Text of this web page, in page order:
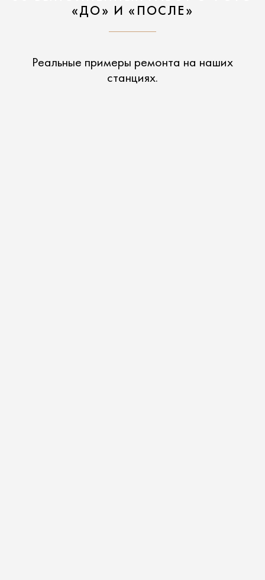
«ДО» И «ПОСЛЕ»
Реальные примеры ремонта на наших
станциях.